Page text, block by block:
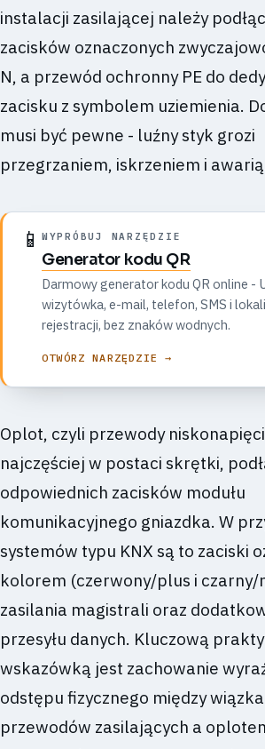
instalacji zasilającej należy
zacisków oznaczonych
N, a przewód ochronny PE do
zacisku z symbolem uziemienia.
musi być pewne - luźny styk grozi
przegrzaniem, iskrzeniem i
📱 WYPRÓBUJ NARZĘDZIE
Generator kodu QR
Darmowy generator kodu QR online -
wizytówka, e-mail, telefon, SMS i
rejestracji, bez znaków wodnych.
OTWÓRZ NARZĘDZIE →
Oplot, czyli przewody
najczęściej w postaci skrętki,
odpowiednich zacisków modułu
komunikacyjnego gniazdka. W
systemów typu KNX są to zaciski
kolorem (czerwony/plus i czarny/
zasilania magistrali oraz
przesyłu danych. Kluczową
wskazówką jest zachowanie
odstępu fizycznego między
przewodów zasilających a